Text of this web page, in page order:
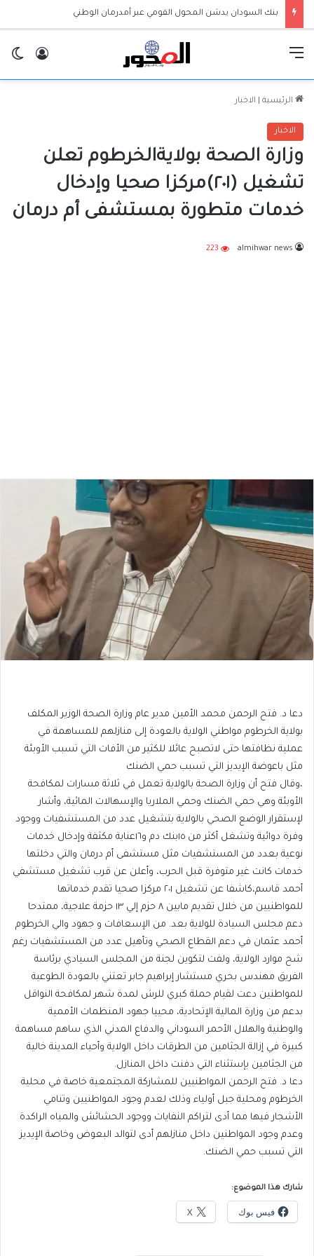
بنك السودان يدشن المحول القومي عبر أمدرمان الوطني
الرئيسية الاخبار
الاخبار
وزارة الصحة بولايةالخرطوم تعلن
تشغيل (٢٠١)مركزا صحيا وإدخال
خدمات متطورة بمستشفى أم درمان
almihwar news
223
دعا د. فتح الرحمن محمد الأمين مدير عام وزارة الصحة الوزير المكلف
بولاية الخرطوم مواطني الولاية بالعودة إلى منازلهم للمساهمة في
عملية نظافتها حتى لاتصبح عائلا للكثير من الأفات التي تسبب الأوبئة
مثل باعوضة الإيديز التي تسبب حمي الضنك
،وقال فتح أن وزارة الصحة بالولاية تعمل في ثلاثة مسارات لمكافحة
الأوبئة وهي حمي الضنك وحمي الملاريا والإسهالات المائية، وأشار
لإستقرار الوضع الصحي بالولاية بتشغيل عدد من المستشفيات ووجود
وفرة دوائية وتشغل أكثر من ١٥بنك دم و١٦عناية مكثفة وإدخال خدمات
نوعية بعدد من المستشفيات مثل مستشفى أم درمان والتي دخلتها
خدمات كانت غير متوفرة قبل الحرب، وأعلن عن قرب تشغيل مستشفي
أحمد قاسم،كاشفا عن تشغيل ٢٠١ مركزا صحيا تقدم خدماتها
للمواطنيين من خلال تقديم مابين ٨ حزم إلي ١٣ حزمة علاجية، ممتدحا
دعم مجلس السيادة للولاية بعد. من الإسعافات و جهود والي الخرطوم
أحمد عثمان في دعم القطاع الصحي وتأهيل عدد من المستشفيات رغم
شح موارد الولاية، ولفت لتكوين لجنة من المجلس السيادي برئاسة
الفريق مهندس بحري مستشار إبراهيم جابر تعتني بالعودة الطوعية
للمواطنين دعت لقيام حملة كبري للرش لمدة شهر لمكافحة النواقل
بدعم من وزارة المالية الإتحادية، محييا جهود المنظمات الأممية
والوطنية والهلال الأحمر السوداني والدفاع المدني الذي ساهم مساهمة
كبيرة في إزالة الجثامين من الطرقات داخل الولاية وأحياء المدينة خالية
من الجثامين بإستثناء التي دفنت داخل المنازل.
دعا د. فتح الرحمن المواطنيين للمشاركة المجتمعية خاصة في محلية
الخرطوم ومحلية جبل أولياء وذلك لعدم وجود المواطنيين وتنامي
الأشجار فيها مما أدى لتراكم النفايات ووجود الحشائش والمياه الراكدة
وعدم وجود المواطنين داخل منازلهم أدى لتوالد البعوض وخاصة الإيديز
التي تسبب حمي الضنك.
شارك هذا الموضوع:
فيس بوك X